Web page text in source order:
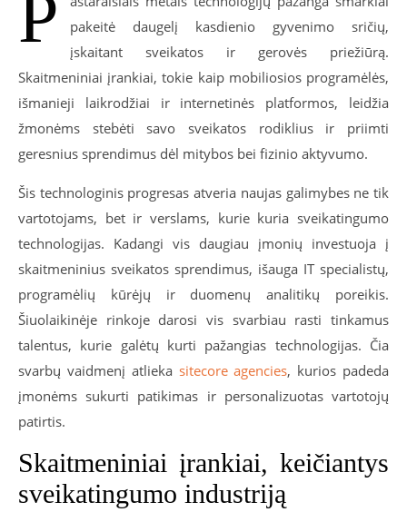
P
pakeitė daugelį kasdienio gyvenimo sričių,
įskaitant sveikatos ir gerovės priežiūrą.
Skaitmeniniai įrankiai, tokie kaip mobiliosios programėlės,
išmanieji laikrodžiai ir internetinės platformos, leidžia
žmonėms stebėti savo sveikatos rodiklius ir priimti
geresnius sprendimus dėl mitybos bei fizinio aktyvumo.
Šis technologinis progresas atveria naujas galimybes ne tik
vartotojams, bet ir verslams, kurie kuria sveikatingumo
technologijas. Kadangi vis daugiau įmonių investuoja į
skaitmeninius sveikatos sprendimus, išauga IT specialistų,
programėlių kūrėjų ir duomenų analitikų poreikis.
Šiuolaikinėje rinkoje darosi vis svarbiau rasti tinkamus
talentus, kurie galėtų kurti pažangias technologijas. Čia
svarbų vaidmenį atlieka sitecore agencies, kurios padeda
įmonėms sukurti patikimas ir personalizuotas vartotojų
patirtis.
Skaitmeniniai įrankiai, keičiantys
sveikatingumo industriją